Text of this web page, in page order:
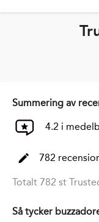
Summering av
4.2 i
782
Totalt 782 st
Så tycker